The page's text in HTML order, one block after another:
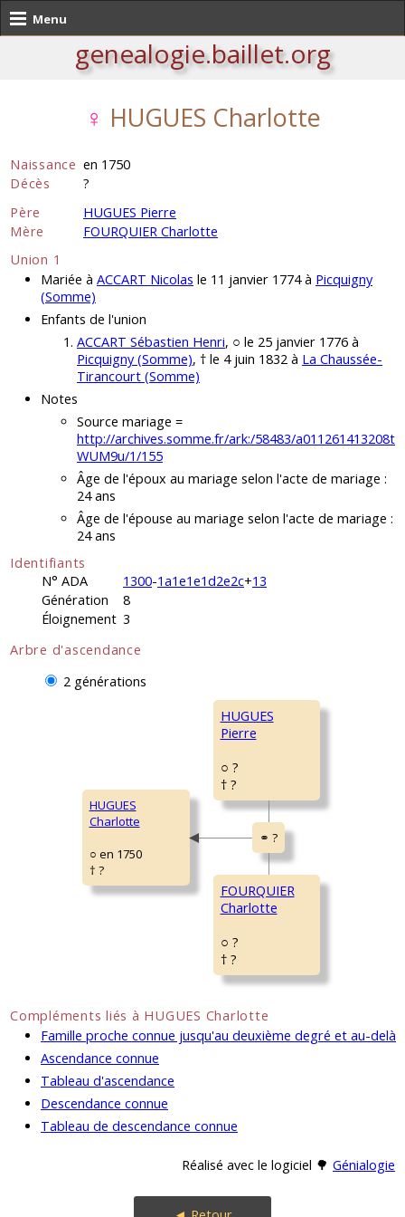
Menu
genealogie.baillet.org
♀ HUGUES Charlotte
Naissance en 1750
Décès
?
Père
HUGUES Pierre
Mère
FOURQUIER Charlotte
Union 1
Mariée à ACCART Nicolas le 11 janvier 1774 à Picquigny
(Somme)
Enfants de l'union
ACCART Sébastien Henri, ○ le 25 janvier 1776 à
Picquigny (Somme), † le 4 juin 1832 à La Chaussée-
Tirancourt (Somme)
Notes
Source mariage =
http://archives.somme.fr/ark:/58483/a011261413208t
WUM9u/1/155
Âge de l'époux au mariage selon l'acte de mariage :
24 ans
Âge de l'épouse au mariage selon l'acte de mariage :
24 ans
Identifiants
N° ADA
1300-1a1e1e1d2e2c+13
Génération
8
Éloignement 3
Arbre d'ascendance
2 générations
HUGUES
Charlotte
○ en 1750
† ?
HUGUES
Pierre
○ ?
† ?
FOURQUIER
Charlotte
○ ?
† ?
Compléments liés à HUGUES Charlotte
Famille proche connue jusqu'au deuxième degré et au-delà
Ascendance connue
Tableau d'ascendance
Descendance connue
Tableau de descendance connue
Réalisé avec le logiciel 🌳 Génialogie